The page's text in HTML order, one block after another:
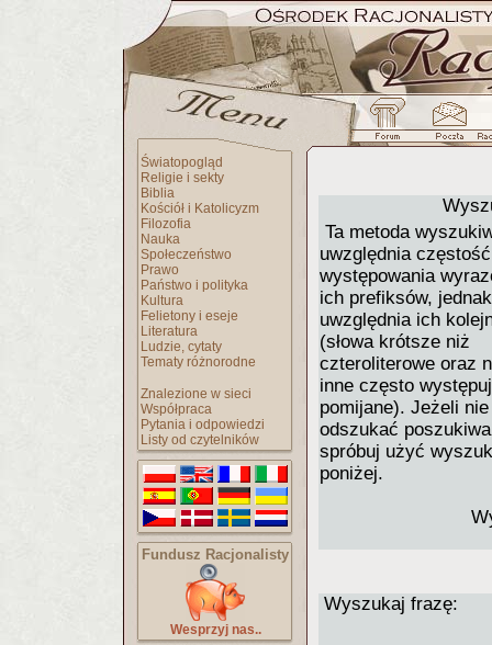
Światopogląd
Religie i sekty
Biblia
Kościół i Katolicyzm
Filozofia
Nauka
Społeczeństwo
Prawo
Państwo i polityka
Kultura
Felietony i eseje
Literatura
Ludzie, cytaty
Tematy różnorodne
Znalezione w sieci
Współpraca
Pytania i odpowiedzi
Listy od czytelników
Fundusz Racjonalisty
Wesprzyj nas..
Ta metoda
uwzględnia częstość
występowania
ich prefiksów,
uwzględnia ich
(słowa krótsze niż
czteroliterowe oraz
inne często
pomijane). Jeżeli
odszukać
spróbuj użyć
poniżej.
Wyszukaj frazę: